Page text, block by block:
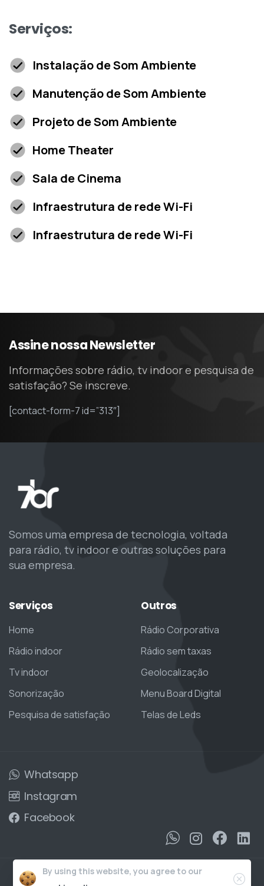
Serviços:
Instalação de Som Ambiente
Manutenção de Som Ambiente
Projeto de Som Ambiente
Home Theater
Sala de Cinema
Infraestrutura de rede Wi-Fi
Infraestrutura de rede Wi-Fi
AssinenossaNewsletter
Informações sobre rádio, tv indoor e pesquisa de
satisfação? Se inscreve.
[contact-form-7 id=”313″]
Somos uma empresa de tecnologia, voltada
para rádio, tv indoor e outras soluções para
sua empresa.
Serviços
Home
Rádio indoor
Tv indoor
Sonorização
Pesquisa de satisfação
Outros
Rádio Corporativa
Rádio sem taxas
Geolocalização
Menu Board Digital
Telas de Leds
Whatsapp
Instagram
Facebook
By using this website, you agree to our
Close